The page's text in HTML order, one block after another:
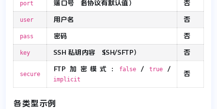
port 端口号（各协议有默认值） 否
user 用户名 否
pass 密码 否
key SSH 私钥内容（SSH/SFTP） 否
secure
FTP 加密模式： false / true/
implicit
否
各类型示例